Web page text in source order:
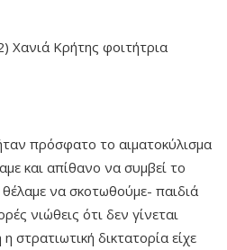
Χανιά Κρήτης φοιτήτρια
πρόσφατο το αιματοκύλισμα
και απίθανο να συμβεί το
να σκοτωθούμε- παιδιά
νιώθεις ότι δεν γίνεται
στρατιωτική δικτατορία είχε